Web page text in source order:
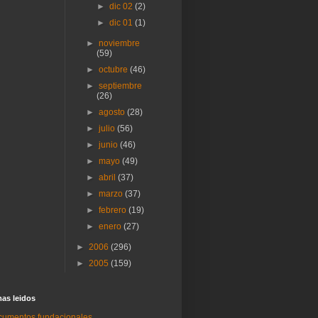
► dic 02 (2)
► dic 01 (1)
►noviembre
(59)
►octubre(46)
►septiembre
(26)
►agosto(28)
►julio(56)
►junio(46)
►mayo(49)
►abril(37)
►marzo(37)
►febrero(19)
►enero(27)
► 2006 (296)
► 2005 (159)
lei­dos